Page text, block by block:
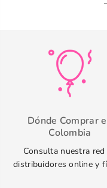
Dónde Comprar
Colombia
Consulta nuestra red
distribuidores online y